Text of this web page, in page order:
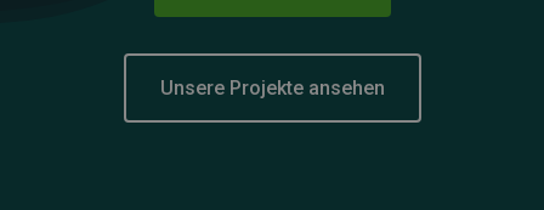
Unsere Projekte ansehen